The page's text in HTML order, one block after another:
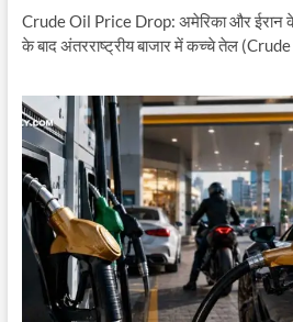
Crude Oil Price Drop: अमेरिका और ईरान
के बाद अंतरराष्ट्रीय बाजार में कच्चे तेल